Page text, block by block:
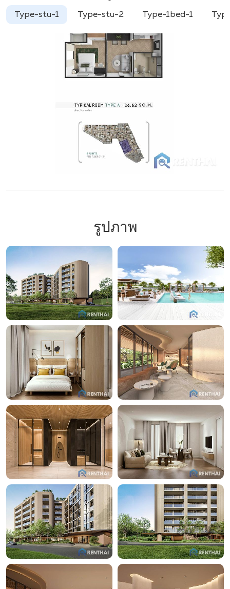
Type-stu-1 Type-stu-2 Type-1bed-1
รูปภาพ